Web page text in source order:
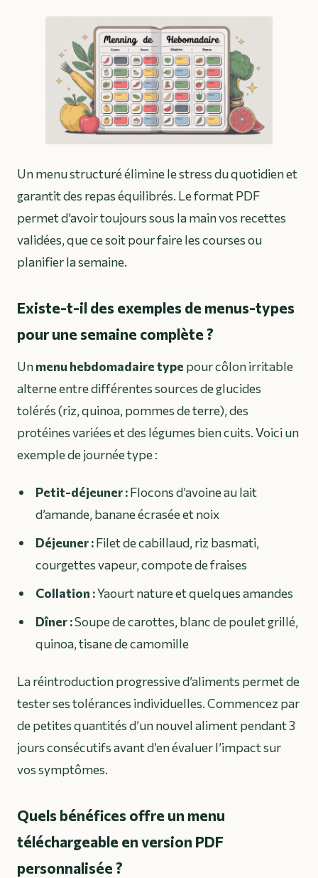
Un menu structuré élimine le stress du quotidien et
garantit des repas équilibrés. Le format PDF
permet d’avoir toujours sous la main vos recettes
validées, que ce soit pour faire les courses ou
planifier la semaine.
Existe-t-il des exemples de menus-types
pour une semaine complète ?
Unmenu hebdomadaire type pour côlon irritable
alterne entre différentes sources de glucides
tolérés (riz, quinoa, pommes de terre), des
protéines variées et des légumes bien cuits. Voici un
exemple de journée type :
Petit-déjeuner :Flocons d’avoine au lait
d’amande, banane écrasée et noix
Déjeuner :Filet de cabillaud, riz basmati,
courgettes vapeur, compote de fraises
Collation :Yaourt nature et quelques amandes
Dîner :Soupe de carottes, blanc de poulet grillé,
quinoa, tisane de camomille
La réintroduction progressive d’aliments permet de
tester ses tolérances individuelles. Commencez par
de petites quantités d’un nouvel aliment pendant 3
jours consécutifs avant d’en évaluer l’impact sur
vos symptômes.
Quels bénéfices offre un menu
téléchargeable en version PDF
personnalisée ?